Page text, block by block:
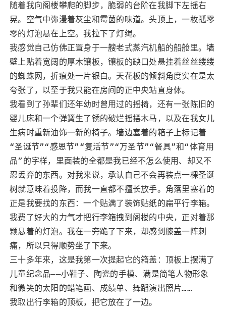
随着我向阁楼攀爬的脚步，脆弱的台阶在我脚下左摇右
晃。空气中弥漫着灰尘和霉菌的味道。头顶上，一枚孤零
零的灯泡悬在上空。我拉下了灯绳。
我感觉自己仿佛正置身于一艘老式蒸汽机船的船舱里。墙
壁上贴着宽阔的厚木镶板，镶板的缺口处悬挂着丝丝缕缕
的蜘蛛网，折痕处一片银白。天花板的倾斜角度实在是太
夸张了，以至于我只能在房间的正中央站直身体。
我看到了孙辈们还年幼时曾用过的摇椅，还有一张陈旧的
婴儿床和一个弹簧生了锈的破烂摇摆木马，以及在我女儿
生病时重新油饰一新的椅子。墙边塞着的箱子上标记着
“圣诞节”“感恩节”“复活节”“万圣节”“餐具”和“体育用
品”的字样，里面装的全都是我已经不怎么使用、却又不
忍丢弃的东西。对我来说，承认自己不会再装点一棵圣诞
树就意味着投降，而我一直都不擅长放手。角落里塞着的
正是我要找的东西：一个贴满了装饰贴纸的扁平行李箱。
我费了好大的力气才把行李箱拽到阁楼的中央，正对着那
颗悬着的灯泡。我在一旁跪了下来，却感到膝盖一阵刺
痛，所以只得顺势坐了下来。
三十多年来，这是我第一次提起它的箱盖：顶板上摆满了
儿童纪念品——小鞋子、陶瓷的手模、满是简笔人物形象
和微笑的太阳的蜡笔画、成绩单、舞蹈演出照片……
我取出行李箱的顶板，把它放在了一边。